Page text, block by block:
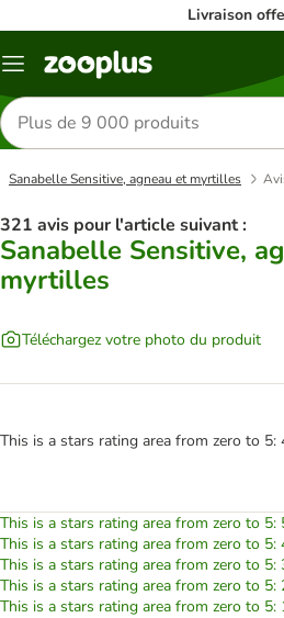
Livraison
Menu
Rechercher
des
produits
Sanabelle Sensitive, agneau et myrtilles
321 avis pour l'article suivant :
Sanabelle Sensitive,
myrtilles
Téléchargez votre photo du produit
This is a stars rating area from zero to 5:
This is a stars rating area from zero to 5:
This is a stars rating area from zero to 5:
This is a stars rating area from zero to 5:
This is a stars rating area from zero to 5:
This is a stars rating area from zero to 5: